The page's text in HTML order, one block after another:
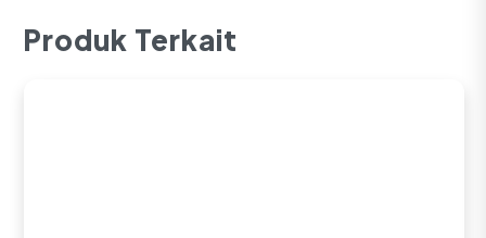
Produk Terkait